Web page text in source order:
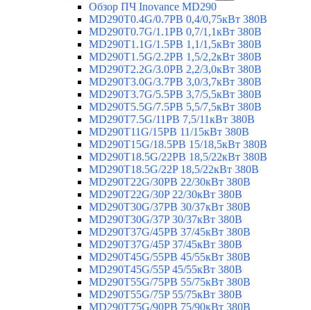
Обзор ПЧ Inovance MD290
MD290T0.4G/0.7PB 0,4/0,75кВт 380В
MD290T0.7G/1.1PB 0,7/1,1кВт 380В
MD290T1.1G/1.5PB 1,1/1,5кВт 380В
MD290T1.5G/2.2PB 1,5/2,2кВт 380В
MD290T2.2G/3.0PB 2,2/3,0кВт 380В
MD290T3.0G/3.7PB 3,0/3,7кВт 380В
MD290T3.7G/5.5PB 3,7/5,5кВт 380В
MD290T5.5G/7.5PB 5,5/7,5кВт 380В
MD290T7.5G/11PB 7,5/11кВт 380В
MD290T11G/15PB 11/15кВт 380В
MD290T15G/18.5PB 15/18,5кВт 380В
MD290T18.5G/22PB 18,5/22кВт 380В
MD290T18.5G/22P 18,5/22кВт 380В
MD290T22G/30PB 22/30кВт 380В
MD290T22G/30P 22/30кВт 380В
MD290T30G/37PB 30/37кВт 380В
MD290T30G/37P 30/37кВт 380В
MD290T37G/45PB 37/45кВт 380В
MD290T37G/45P 37/45кВт 380В
MD290T45G/55PB 45/55кВт 380В
MD290T45G/55P 45/55кВт 380В
MD290T55G/75PB 55/75кВт 380В
MD290T55G/75P 55/75кВт 380В
MD290T75G/90PB 75/90кВт 380В